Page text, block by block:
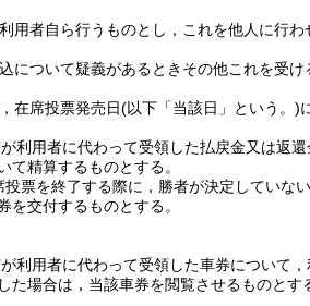
用者自ら行うものとし，これを他人に行
について疑義があるときその他これを受
在席投票発売日(以下「当該日」という。)
利用者に代わって受領した払戻金又は返
て精算するものとする。
票を終了する際に，勝者が決定していな
を交付するものとする。
利用者に代わって受領した車券について
た場合は，当該車券を閲覧させるものとす